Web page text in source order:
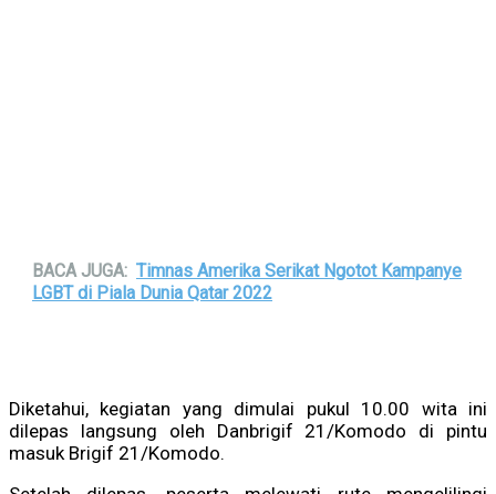
BACA JUGA: Timnas Amerika Serikat Ngotot Kampanye
LGBT di Piala Dunia Qatar 2022
Diketahui, kegiatan yang dimulai pukul 10.00 wita ini
dilepas langsung oleh Danbrigif 21/Komodo di pintu
masuk Brigif 21/Komodo.